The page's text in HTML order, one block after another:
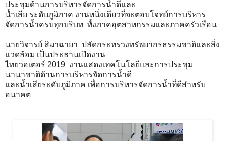
ประชุมด้านการบริหารจัดการน้ำดีและ
น้ำเสีย ระดับภูมิภาค งานหนึ่งเดียวที่จะตอบโจทย์การบริหาร
จัดการน้ำครบทุกบริบท ทั้งภาคอุตสาหกรรมและภาคครัวเรือน
นายวิจารย์ สิมาฉายา ปลัดกระทรวงทรัพยากรธรรมชาติและสิ่ง
แวดล้อม เป็นประธานเปิดงาน
ไทยวอเตอร์ 2019 งานแสดงเทคโนโลยีและการประชุม
นานาชาติด้านการบริหารจัดการน้ำดี
และน้ำเสียระดับภูมิภาค เพื่อการบริหารจัดการน้ำที่ดีสำหรับ
อนาคต